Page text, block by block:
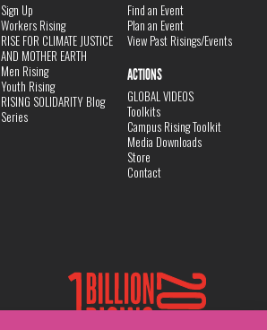
Sign Up
Workers Rising
RISE FOR CLIMATE JUSTICE
AND MOTHER EARTH
Men Rising
Youth Rising
RISING SOLIDARITY Blog
Series
Find an Event
Plan an Event
View Past Risings/Events
ACTIONS
GLOBAL VIDEOS
Toolkits
Campus Rising Toolkit
Media Downloads
Store
Contact